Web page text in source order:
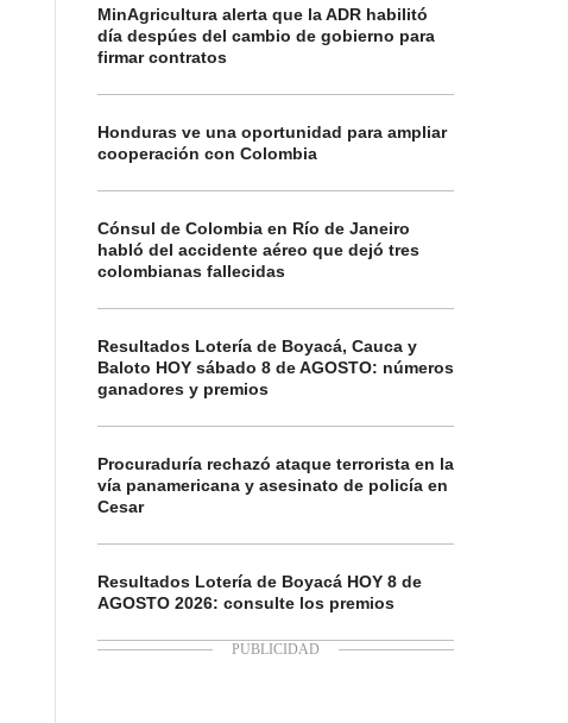
MinAgricultura alerta que la ADR habilitó
día despúes del cambio de gobierno para
firmar contratos
Honduras ve una oportunidad para ampliar
cooperación con Colombia
Cónsul de Colombia en Río de Janeiro
habló del accidente aéreo que dejó tres
colombianas fallecidas
Resultados Lotería de Boyacá, Cauca y
Baloto HOY sábado 8 de AGOSTO: números
ganadores y premios
Procuraduría rechazó ataque terrorista en la
vía panamericana y asesinato de policía en
Cesar
Resultados Lotería de Boyacá HOY 8 de
AGOSTO 2026: consulte los premios